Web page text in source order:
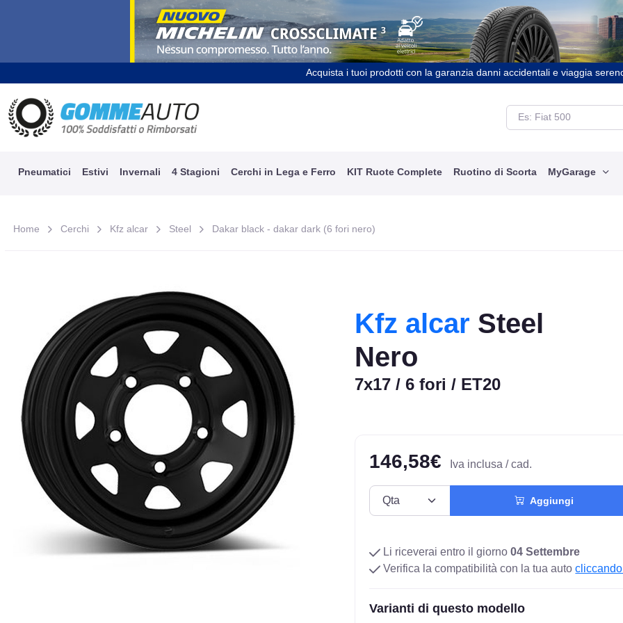
Acquista i tuoi prodotti con la garanzia danni accidentali e viaggia
Pneumatici Estivi Invernali 4 Stagioni Cerchi in Lega e Ferro KIT Ruote Complete Ruotino di Scorta MyGarage
Home Cerchi Kfz alcar Steel Dakar black - dakar dark (6 fori nero)
Kfz alcar Steel
Nero
7x17 / 6 fori / ET20
146,58€ Iva inclusa / cad.
Aggiungi
Li riceverai entro il giorno04 Settembre
Verifica la compatibilità con la tua auto
Varianti di questo modello